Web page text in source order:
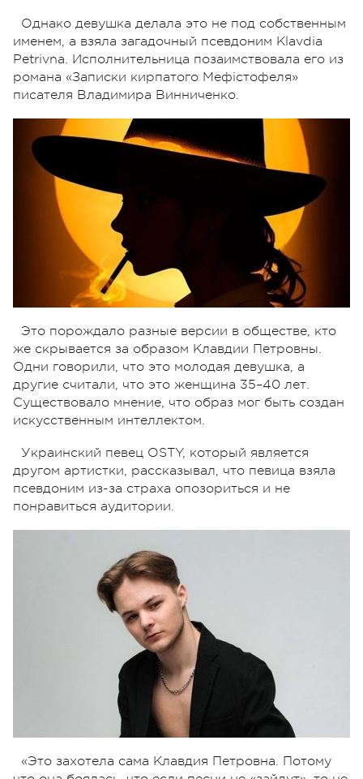
Однако девушка делала это не под собственным
именем, а взяла загадочный псевдоним Klavdia
Petrivna. Исполнительница позаимствовала его из
романа «Записки кирпатого Мефістофеля»
писателя Владимира Винниченко.
Это порождало разные версии в обществе, кто
же скрывается за образом Клавдии Петровны.
Одни говорили, что это молодая девушка, а
другие считали, что это женщина 35–40 лет.
Существовало мнение, что образ мог быть создан
искусственным интеллектом.
Украинский певец OSTY, который является
другом артистки, рассказывал, что певица взяла
псевдоним из-за страха опозориться и не
понравиться аудитории.
«Это захотела сама Клавдия Петровна. Потому